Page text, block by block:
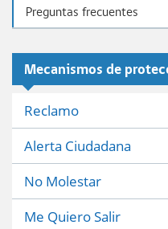
Preguntas frecuentes
Mecanismos de
Reclamo
Alerta Ciudadana
No Molestar
Me Quiero Salir